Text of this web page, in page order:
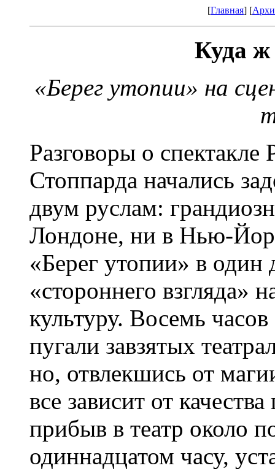
[Главная] [
Куда
«Берег утопии» на
Разговоры о
Стоппарда начались
двум руслам:
Лондоне, ни в Нью-
«Берег утопии» в один
«стороннего взгляда»
культуру. Восемь
пугали завзятых
но, отвлекшись от
все зависит от
прибыв в театр около
одиннадцатом часу,